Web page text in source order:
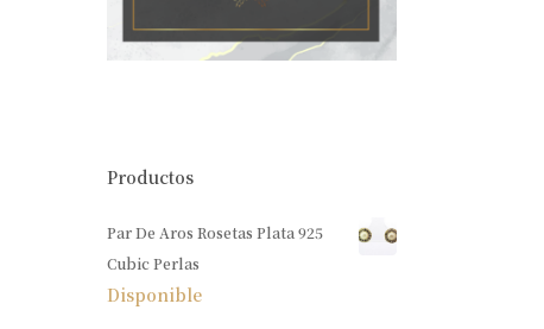
Productos
Par De Aros Rosetas Plata 925
Cubic Perlas
Disponible